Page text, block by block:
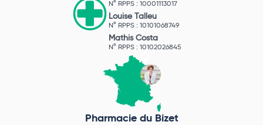
N° RPPS : 10001113017
Louise Talleu
N° RPPS : 10101068749
Mathis Costa
N° RPPS : 10102026845
Pharmacie du Bizet